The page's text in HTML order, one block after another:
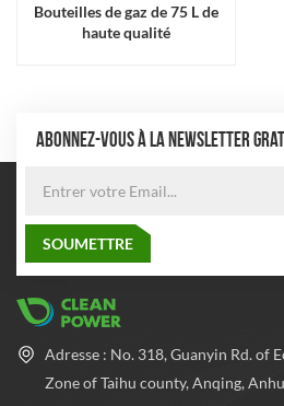
Bouteilles de gaz de 75 L de
haute qualité
ABONNEZ-VOUS À LA NEWSLETTER
Adresse : No. 318, Guanyin Rd. of
Zone of Taihu county, Anqing,